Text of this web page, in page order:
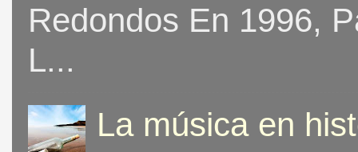
Redondos En 1996,
L...
La música en